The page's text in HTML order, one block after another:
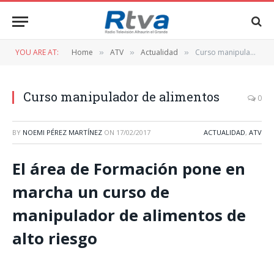
YOU ARE AT: Home » ATV » Actualidad » Curso manipulador de alimentos
Curso manipulador de alimentos 0
BY NOEMI PÉREZ MARTÍNEZ ON 17/02/2017 ACTUALIDAD, ATV
El área de Formación pone en
marcha un curso de
manipulador de alimentos de
alto riesgo